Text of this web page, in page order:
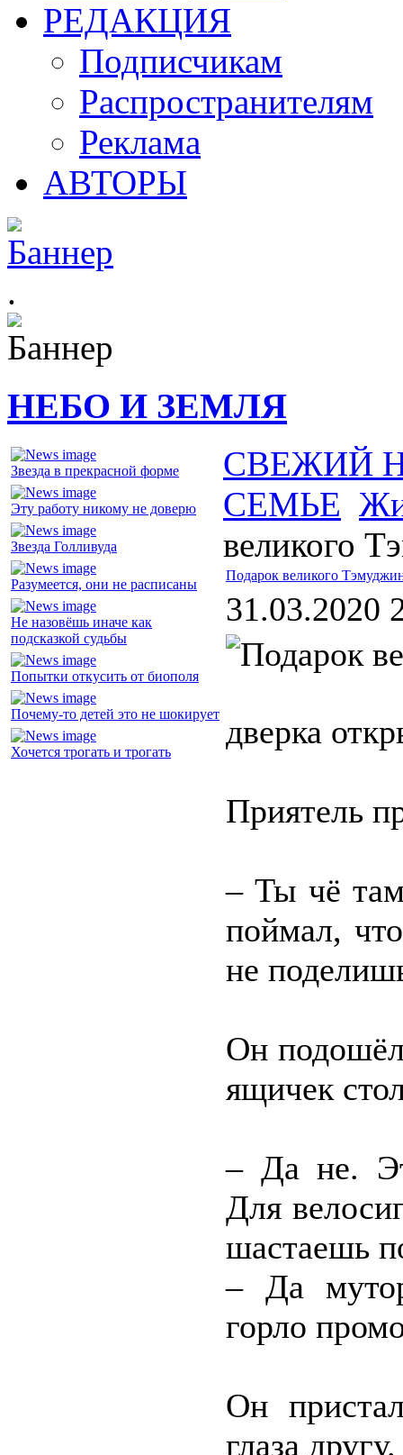
РЕДАКЦИЯ
Подписчикам
Распространителям
Реклама
АВТОРЫ
.
НЕБО И ЗЕМЛЯ
Звезда в прекрасной форме
Эту работу никому не доверю
Звезда Голливуда
Разумеется, они не расписаны
Не назовёшь иначе как
подсказкой судьбы
Попытки откусить от биополя
Почему-то детей это не шокирует
Хочется трогать и трогать
СВЕЖИЙ
СЕМЬЕ
великого
Подарок великого
31.03.2020
дверка
Приятель
– Ты чё
поймал,
не
Он
ящичек
– Да не.
Для
шастаешь
– Да
горло
Он
глаза другу.